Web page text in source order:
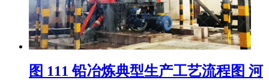
图 111 铅冶炼典型生产工艺流程图 河